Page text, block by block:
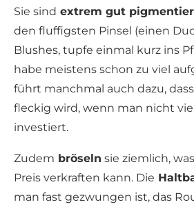
Sie sind extrem gut
den fluffigsten Pinsel (einen
Blushes, tupfe einmal kurz ins
habe meistens schon zu viel
führt manchmal auch dazu,
fleckig wird, wenn man nicht
investiert.
Zudem bröseln sie ziemlich,
Preis verkraften kann. Die
man fast gezwungen ist, das